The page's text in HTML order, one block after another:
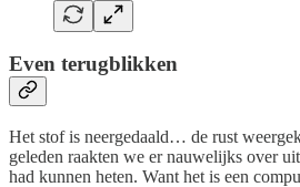
Even terugblikken
Het stof is neergedaald… de rust
geleden raakten we er nauwelijks over
had kunnen heten. Want het is een